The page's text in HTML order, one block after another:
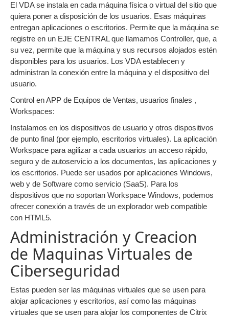
El VDA se instala en cada máquina física o virtual del sitio que
quiera poner a disposición de los usuarios. Esas máquinas
entregan aplicaciones o escritorios. Permite que la máquina se
registre en un EJE CENTRAL que llamamos Controller, que, a
su vez, permite que la máquina y sus recursos alojados estén
disponibles para los usuarios. Los VDA establecen y
administran la conexión entre la máquina y el dispositivo del
usuario.
Control en APP de Equipos de Ventas, usuarios finales ,
Workspaces:
Instalamos en los dispositivos de usuario y otros dispositivos
de punto final (por ejemplo, escritorios virtuales). La aplicación
Workspace para agilizar a cada usuarios un acceso rápido,
seguro y de autoservicio a los documentos, las aplicaciones y
los escritorios. Puede ser usados por aplicaciones Windows,
web y de Software como servicio (SaaS). Para los
dispositivos que no soportan Workspace Windows, podemos
ofrecer conexión a través de un explorador web compatible
con HTML5.
Administración y Creacion
de Maquinas Virtuales de
Ciberseguridad
Estas pueden ser las máquinas virtuales que se usen para
alojar aplicaciones y escritorios, así como las máquinas
virtuales que se usen para alojar los componentes de Citrix